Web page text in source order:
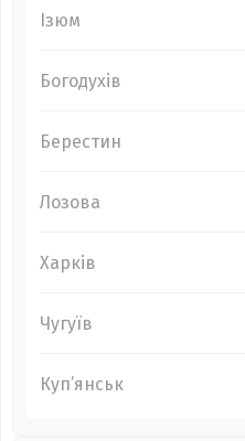
Ізюм
Богодухів
Берестин
Лозова
Харків
Чугуїв
Куп’янськ